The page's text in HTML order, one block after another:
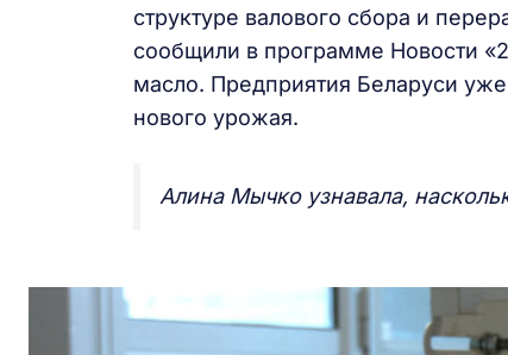
структуре валового сбора и
сообщили в программе Новости
масло. Предприятия Беларуси
нового урожая.
Алина Мычко узнавала,